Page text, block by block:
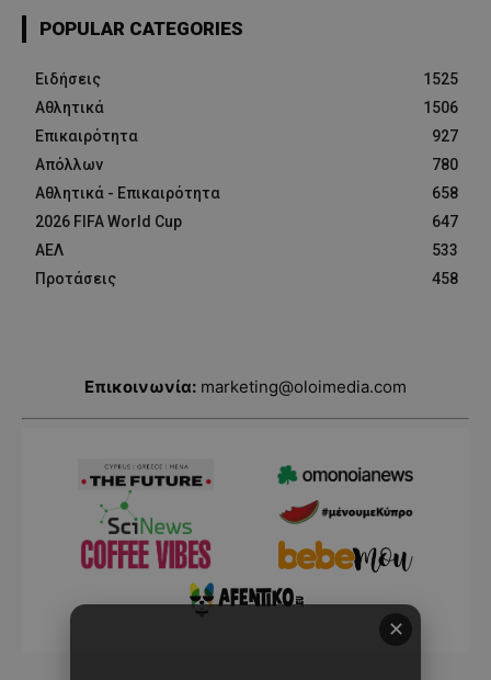
POPULAR CATEGORIES
Ειδήσεις
1525
Αθλητικά
1506
Επικαιρότητα
927
Απόλλων
780
Αθλητικά - Επικαιρότητα
658
2026 FIFA World Cup
647
ΑΕΛ
533
Προτάσεις
458
Επικοινωνία: marketing@oloimedia.com
✕